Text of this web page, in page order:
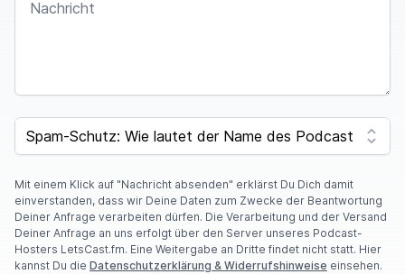
SPAM CAPTCHA
Mit einem Klick auf "Nachricht absenden" erklärst Du Dich damit
einverstanden, dass wir Deine Daten zum Zwecke der Beantwortung
Deiner Anfrage verarbeiten dürfen. Die Verarbeitung und der Versand
Deiner Anfrage an uns erfolgt über den Server unseres Podcast-
Hosters LetsCast.fm. Eine Weitergabe an Dritte findet nicht statt. Hier
kannst Du die Datenschutzerklärung & Widerrufshinweise einsehen.